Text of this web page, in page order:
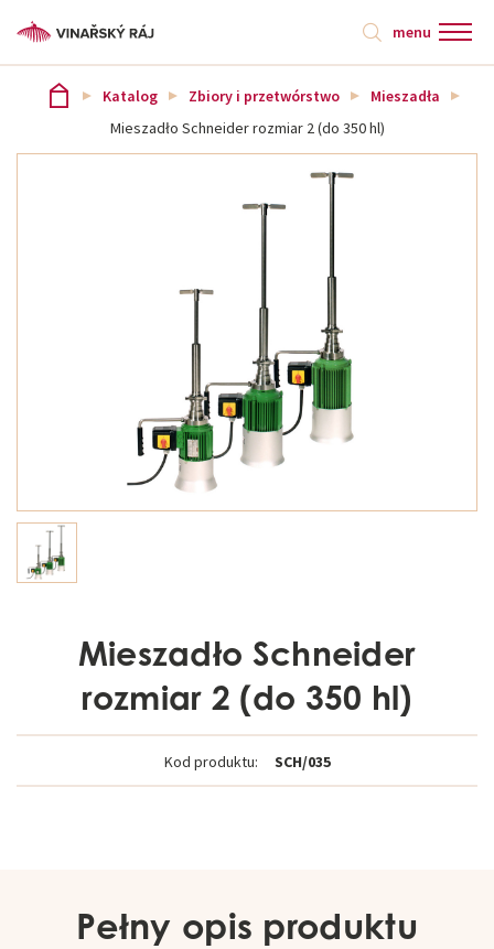
menu
Katalog Zbiory i przetwórstwo
Mieszadła
Mieszadło Schneider rozmiar 2 (do 350 hl)
Mieszadło Schneider
rozmiar 2 (do 350 hl)
Kod produktu: SCH/035
Pełny opis produktu